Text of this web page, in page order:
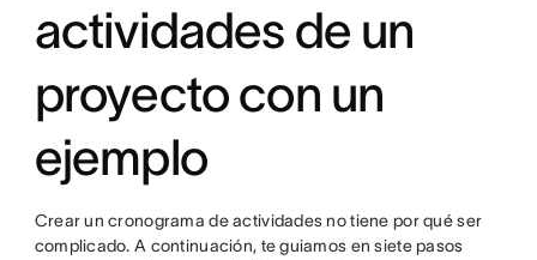
actividades de un
proyecto con un
ejemplo
Crear un cronograma de actividades no tiene por qué ser
complicado. A continuación, te guiamos en siete pasos